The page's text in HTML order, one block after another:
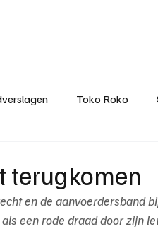
Toko Roko
KM
Reclame
terugkomen
en de aanvoerdersband
een rode draad door zijn